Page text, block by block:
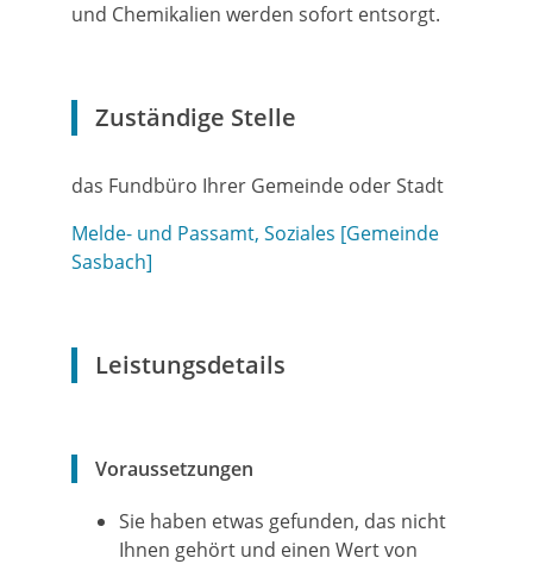
und Chemikalien werden sofort entsorgt.
Zuständige Stelle
das Fundbüro Ihrer Gemeinde oder Stadt
Melde- und Passamt, Soziales [Gemeinde
Sasbach]
Leistungsdetails
Voraussetzungen
Sie haben etwas gefunden, das nicht
Ihnen gehört und einen Wert von